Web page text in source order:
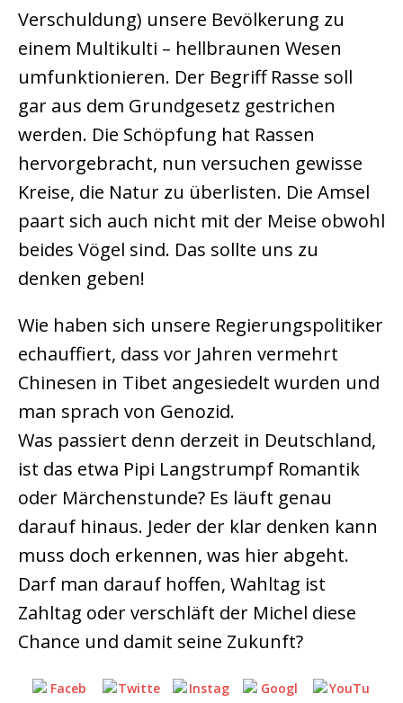
Verschuldung) unsere Bevölkerung zu
einem Multikulti – hellbraunen Wesen
umfunktionieren. Der Begriff Rasse soll
gar aus dem Grundgesetz gestrichen
werden. Die Schöpfung hat Rassen
hervorgebracht, nun versuchen gewisse
Kreise, die Natur zu überlisten. Die Amsel
paart sich auch nicht mit der Meise obwohl
beides Vögel sind. Das sollte uns zu
denken geben!
Wie haben sich unsere Regierungspolitiker
echauffiert, dass vor Jahren vermehrt
Chinesen in Tibet angesiedelt wurden und
man sprach von Genozid.
Was passiert denn derzeit in Deutschland,
ist das etwa Pipi Langstrumpf Romantik
oder Märchenstunde? Es läuft genau
darauf hinaus. Jeder der klar denken kann
muss doch erkennen, was hier abgeht.
Darf man darauf hoffen, Wahltag ist
Zahltag oder verschläft der Michel diese
Chance und damit seine Zukunft?